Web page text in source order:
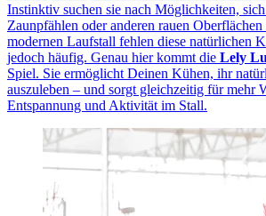
Instinktiv suchen sie nach Möglichkeiten,
Zaunpfählen oder anderen rauen
modernen Laufstall fehlen diese natürlichen
jedoch häufig. Genau hier kommt die Lely
Spiel. Sie ermöglicht Deinen Kühen, ihr
auszuleben – und sorgt gleichzeitig für mehr
Entspannung und Aktivität im Stall.